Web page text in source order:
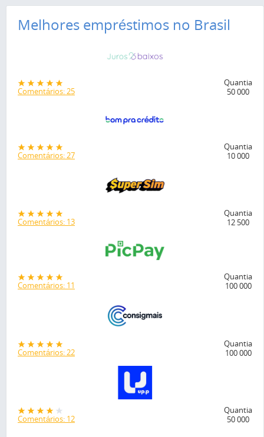
Melhores empréstimos no Brasil
Comentários: 25
Quantia
50 000
Comentários: 27
Quantia
10 000
Comentários: 13
Quantia
12 500
Comentários: 11
Quantia
100 000
Comentários: 22
Quantia
100 000
Comentários: 12
Quantia
50 000